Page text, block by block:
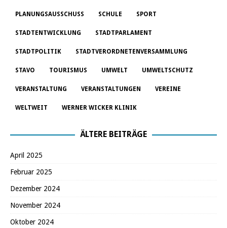
PLANUNGSAUSSCHUSS SCHULE SPORT
STADTENTWICKLUNG STADTPARLAMENT
STADTPOLITIK STADTVERORDNETENVERSAMMLUNG
STAVO TOURISMUS UMWELT UMWELTSCHUTZ
VERANSTALTUNG VERANSTALTUNGEN VEREINE
WELTWEIT WERNER WICKER KLINIK
ÄLTERE BEITRÄGE
April 2025
Februar 2025
Dezember 2024
November 2024
Oktober 2024